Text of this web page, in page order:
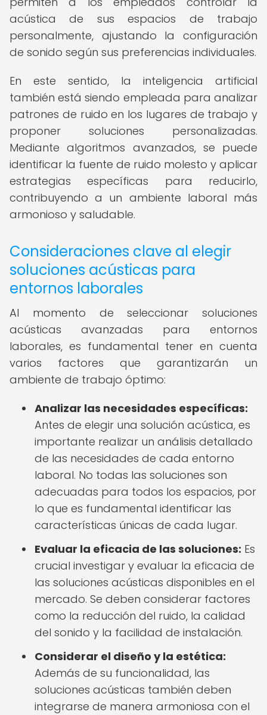
acústica de sus espacios de trabajo
personalmente, ajustando la configuración
de sonido según sus preferencias individuales.
En este sentido, la inteligencia artificial
también está siendo empleada para analizar
patrones de ruido en los lugares de trabajo y
proponer soluciones personalizadas.
Mediante algoritmos avanzados, se puede
identificar la fuente de ruido molesto y aplicar
estrategias específicas para reducirlo,
contribuyendo a un ambiente laboral más
armonioso y saludable.
Consideraciones clave al elegir
soluciones acústicas para
entornos laborales
Al momento de seleccionar soluciones
acústicas avanzadas para entornos
laborales, es fundamental tener en cuenta
varios factores que garantizarán un
ambiente de trabajo óptimo:
Analizar las necesidades específicas:
Antes de elegir una solución acústica, es
importante realizar un análisis detallado
de las necesidades de cada entorno
laboral. No todas las soluciones son
adecuadas para todos los espacios, por
lo que es fundamental identificar las
características únicas de cada lugar.
Evaluar la eficacia de las soluciones: Es
crucial investigar y evaluar la eficacia de
las soluciones acústicas disponibles en el
mercado. Se deben considerar factores
como la reducción del ruido, la calidad
del sonido y la facilidad de instalación.
Considerar el diseño y la estética:
Además de su funcionalidad, las
soluciones acústicas también deben
integrarse de manera armoniosa con el